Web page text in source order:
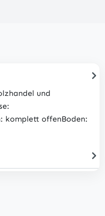
und
komplett offenBoden: